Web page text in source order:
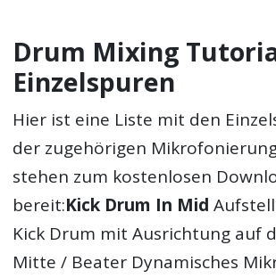
Drum Mixing
Einzelspuren
Hier ist eine Liste mit den
der zugehörigen
stehen zum kostenlosen
bereit:Kick Drum In Mid
Kick Drum mit Ausrichtung auf
Mitte / Beater Dynamisches